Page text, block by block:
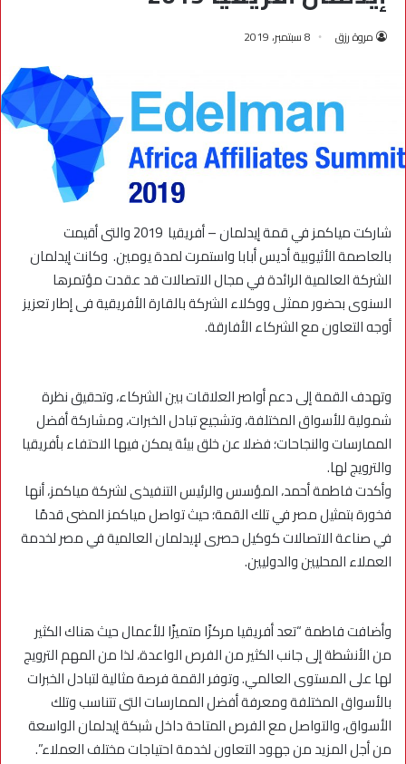
مروة رزق 8 سبتمبر، 2019
شاركت مياكمز في قمة إيدلمان – أفريقيا 2019 والتى أقيمت
بالعاصمة الأثيوبية أديس أبابا واستمرت لمدة يومين. وكانت إيدلمان
الشركة العالمية الرائدة في مجال الاتصالات قد عقدت مؤتمرها
السنوى بحضور ممثلى ووكلاء الشركة بالقارة الأفريقية فى إطار تعزيز
أوجه التعاون مع الشركاء الأفارقة.
وتهدف القمة إلى دعم أواصر العلاقات بين الشركاء، وتحقيق نظرة
شمولية للأسواق المختلفة، وتشجيع تبادل الخبرات، ومشاركة أفضل
الممارسات والنجاحات؛ فضلا عن خلق بيئة يمكن فيها الاحتفاء بأفريقيا
والترويج لها.
وأكدت فاطمة أحمد، المؤسس والرئيس التنفيذى لشركة مياكمز، أنها
فخورة بتمثيل مصر في تلك القمة؛ حيث تواصل مياكمز المضى قدمًا
في صناعة الاتصالات كوكيل حصرى لإيدلمان العالمية في مصر لخدمة
العملاء المحليين والدوليين.
وأضافت فاطمة “تعد أفريقيا مركزًا متميزًا للأعمال حيث هناك الكثير
من الأنشطة إلى جانب الكثير من الفرص الواعدة، لذا من المهم الترويج
لها على المستوى العالمي. وتوفر القمة فرصة مثالية لتبادل الخبرات
بالأسواق المختلفة ومعرفة أفضل الممارسات التى تتناسب وتلك
الأسواق، والتواصل مع الفرص المتاحة داخل شبكة إيدلمان الواسعة
من أجل المزيد من جهود التعاون لخدمة احتياجات مختلف العملاء”.